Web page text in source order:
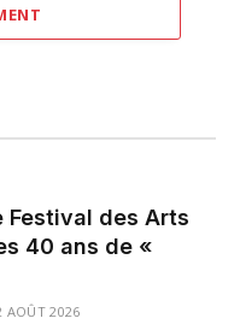
Festival des Arts
40 ans de «
AOÛT 2026